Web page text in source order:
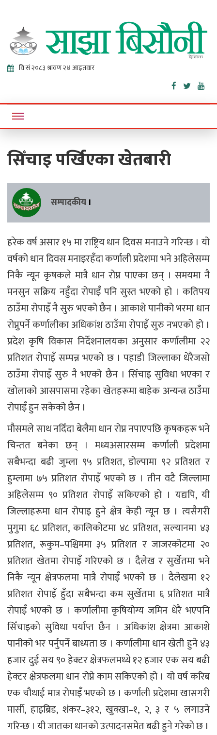
Sajha
Bisaunee
Online News Portal
सिँचाइ पर्खिएका खेतबारी
सम्पादकीय ।
हरेक वर्ष असार १५ मा राष्ट्रिय धान दिवस मनाउने गरिन्छ । यो
वर्षको धान दिवस मनाइरहँदा कर्णाली प्रदेशमा भने अहिलेसम्म
निकै न्यून कृषकले मात्रै धान रोप्न पाएका छन् । समयमा नै
मनसुन सक्रिय नहुँदा रोपाइँ पनि सुस्त भएको हो । कतिपय
ठाउँमा रोपाइँ नै सुरु भएको छैन । आकाशे पानीको भरमा धान
रोप्नुपर्ने कर्णालीका अधिकांश ठाउँमा रोपाइँ सुरु नभएको हो ।
प्रदेश कृषि विकास निर्देशनालयका अनुसार कर्णालीमा २२
प्रतिशत रोपाइँ सम्पन्न भएको छ । पहाडी जिल्लाका धेरैजसो
ठाउँमा रोपाइँ सुरु नै भएको छैन । सिँचाइ सुविधा भएका र
खोलाको आसपासमा रहेका खेतहरूमा बाहेक अन्यन्त्र ठाउँमा
रोपाइँ हुन सकेको छैन ।
मौसमले साथ नदिँदा बेलैमा धान रोप्न नपाएपछि कृषकहरू भने
चिन्तत बनेका छन् । मध्यअसारसम्म कर्णाली प्रदेशमा
सबैभन्दा बढी जुम्ला ९५ प्रतिशत, डोल्पामा ९२ प्रतिशत र
हुम्लामा ७५ प्रतिशत रोपाइँ भएको छ । तीन वटै जिल्लामा
अहिलेसम्म ९० प्रतिशत रोपाइँ सकिएको हो । यद्यपि, यी
जिल्लाहरूमा धान रोपाइ हुने क्षेत्र केही न्यून छ । त्यसैगरी
मुगुमा ६८ प्रतिशत, कालिकोटमा ४८ प्रतिशत, सल्यानमा ४३
प्रतिशत, रूकुम–पश्चिममा ३५ प्रतिशत र जाजरकोटमा २०
प्रतिशत खेतमा रोपाइँ गरिएको छ । दैलेख र सुर्खेतमा भने
निकै न्यून क्षेत्रफलमा मात्रै रोपाइँ भएको छ । दैलेखमा १२
प्रतिशत रोपाइँ हुँदा सबैभन्दा कम सुर्खेतमा ६ प्रतिशत मात्रै
रोपाइँ भएको छ । कर्णालीमा कृषियोग्य जमिन धेरै भएपनि
सिँचाइको सुविधा पर्याप्त छैन । अधिकांश क्षेत्रमा आकाशे
पानीको भर पर्नुपर्ने बाध्यता छ । कर्णालीमा धान खेती हुने ४३
हजार दुई सय ९० हेक्टर क्षेत्रफलमध्ये १२ हजार एक सय बढी
हेक्टर क्षेत्रफलमा धान रोप्ने काम सकिएको हो । यो वर्ष करिब
एक चौथाई मात्र रोपाइँ भएको छ । कर्णाली प्रदेशमा खासगरी
मार्सी, हाइब्रिड, शंकर–३१२, खुक्खा–१, २, ३ र ५ लगाउने
गरिन्छ । यी जातका धानको उत्पादनसमेत बढी हुने गरेको छ ।